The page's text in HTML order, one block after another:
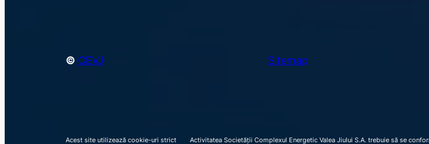
© CEVJ Sitemap
Acest site utilizează cookie-uri strict Activitatea Societății Complexul Energetic Valea Jiului S.A. trebuie să se